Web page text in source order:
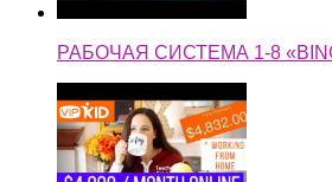
РАБОЧАЯ СИСТЕМА 1-8